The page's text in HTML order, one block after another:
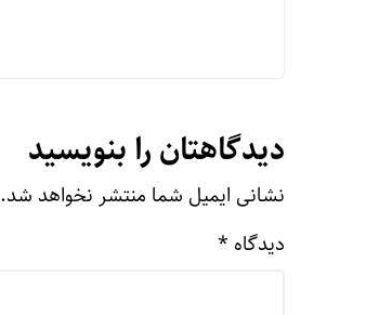
دیدگاهتان را بنویسید
نشانی ایمیل شما منتشر نخواهد شد.
دیدگاه *